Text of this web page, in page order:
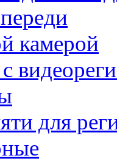
камерой
для